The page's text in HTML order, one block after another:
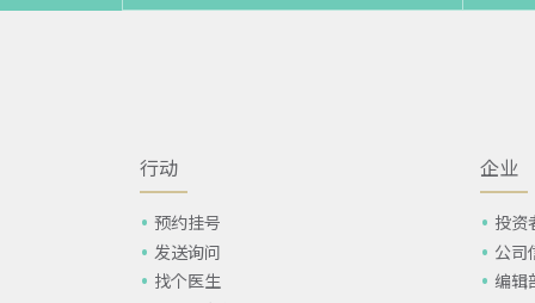
行动
预约挂号
发送询问
找个医生
企业
投资
公司
编辑